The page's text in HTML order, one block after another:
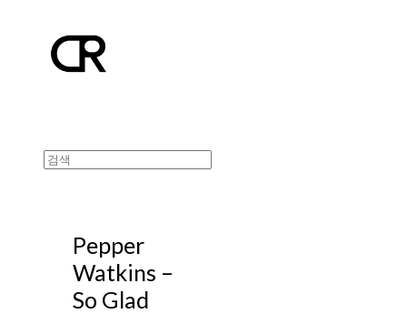
Pepper
Watkins ‎–
So Glad